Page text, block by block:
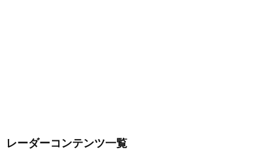
レーダーコンテンツ一覧